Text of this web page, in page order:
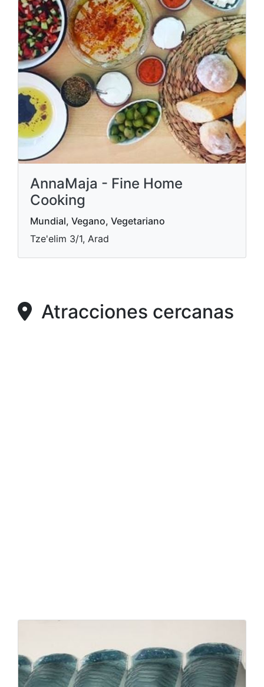
AnnaMaja - Fine Home
Cooking
Mundial, Vegano, Vegetariano
Tze'elim 3/1, Arad
Atracciones cercanas